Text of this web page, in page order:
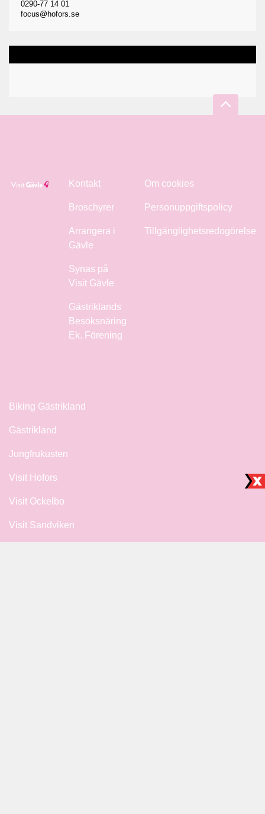
0290-77 14 01
focus@hofors.se
Kontakt
Broschyrer
Arrangera i
Gävle
Synas på
Visit Gävle
Gästriklands
Besöksnäring
Ek. Förening
Om cookies
Personuppgiftspolicy
Tillgänglighetsredogörelse
Biking Gästrikland
Gästrikland
Jungfrukusten
Visit Hofors
Visit Ockelbo
Visit Sandviken